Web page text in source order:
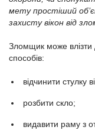
мету простіший
захисту вікон від
Зломщик може влізти
способів:
відчинити стулку
розбити скло;
видавити раму з